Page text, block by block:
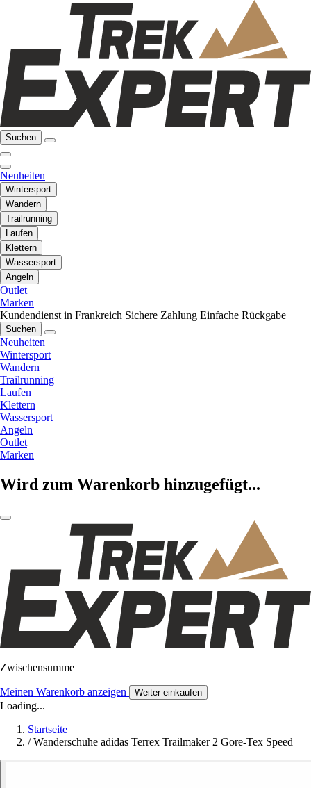
Suchen
Neuheiten
Wintersport
Wandern
Trailrunning
Laufen
Klettern
Wassersport
Angeln
Outlet
Marken
Kundendienst in Frankreich Sichere Zahlung Einfache Rückgabe
Suchen
Neuheiten
Wintersport
Wandern
Trailrunning
Laufen
Klettern
Wassersport
Angeln
Outlet
Marken
Wird zum Warenkorb hinzugefügt...
Zwischensumme
Meinen Warenkorb anzeigen Weiter einkaufen
Loading...
Startseite
/ Wanderschuhe adidas Terrex Trailmaker 2 Gore-Tex Speed